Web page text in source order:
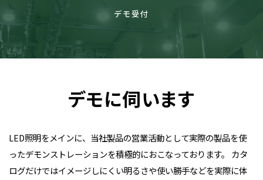
デモ受付
デモに伺います
LED照明をメインに、当社製品の営業活動として実際の製品を使
ったデモンストレーションを積極的におこなっております。 カタ
ログだけではイメージしにくい明るさや使い勝手などを実際に体